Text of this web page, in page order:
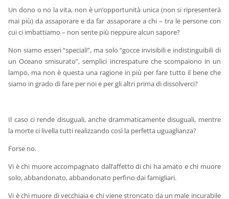
Un dono o no la vita, non è un’opportunità unica (non si ripresenterà
mai più) da assaporare e da far assaporare a chi – tra le persone con
cui ci imbattiamo – non sente più neppure alcun sapore?
Non siamo esseri “speciali”, ma solo “gocce invisibili e indistinguibili di
un Oceano smisurato”, semplici increspature che scompaiono in un
lampo, ma non è questa una ragione in più per fare tutto il bene che
siamo in grado di fare per noi e per gli altri prima di dissolverci?
Il caso ci rende disuguali, anche drammaticamente disuguali, mentre
la morte ci livella tutti realizzando così la perfetta uguaglianza?
Forse no.
Vi è chi muore accompagnato dall’affetto di chi ha amato e chi muore
solo, abbandonato, abbandonato perfino dai famigliari.
Vi è chi muore di vecchiaia e chi viene stroncato da un male incurabile